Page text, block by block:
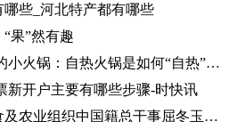
些_河北特产都有哪些
果”然有趣
焦点滚动:原来你是这样的小火锅：自热火锅是如何“自热”的？
新开户主要有哪些步骤-时快讯
世界观焦点：联合国粮食及农业组织中国籍总干事屈冬玉2日在新任总干事选举中成功胜选连任